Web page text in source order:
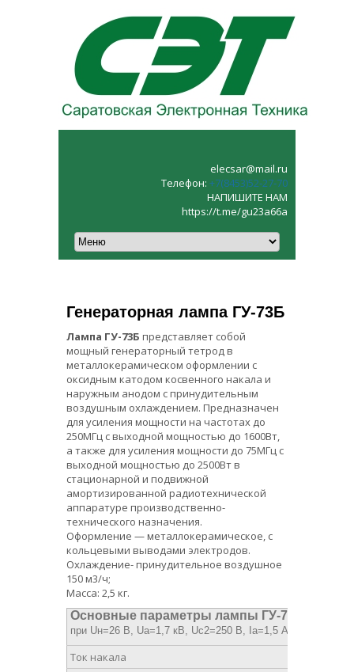
elecsar@mail.ru
Телефон: +7(8453)52‑27‑70
НАПИШИТЕ НАМ
https://t.me/gu23a66a
Генераторная лампа ГУ-73Б
Лампа ГУ-73Б представляет собой
мощный генераторный тетрод в
металлокерамическом оформлении с
оксидным катодом косвенного накала и
наружным анодом с принудительным
воздушным охлаждением. Предназначен
для усиления мощности на частотах до
250МГц с выходной мощностью до 1600Вт,
а также для усиления мощности до 75МГц с
выходной мощностью до 2500Вт в
стационарной и подвижной
амортизированной радиотехнической
аппаратуре производственно-
технического назначения.
Оформление — металлокерамическое, с
кольцевыми выводами электродов.
Охлаждение- принудительное воздушное
150 м3/ч;
Масса: 2,5 кг.
Основные параметры лампы ГУ-73Б
при Uн=26 В, Uа=1,7 кВ, Uc2=250 В, Iа=1,5 А
Ток накала